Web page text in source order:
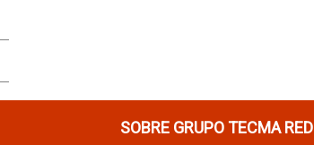
SOBRE GRUPO TECMA RED